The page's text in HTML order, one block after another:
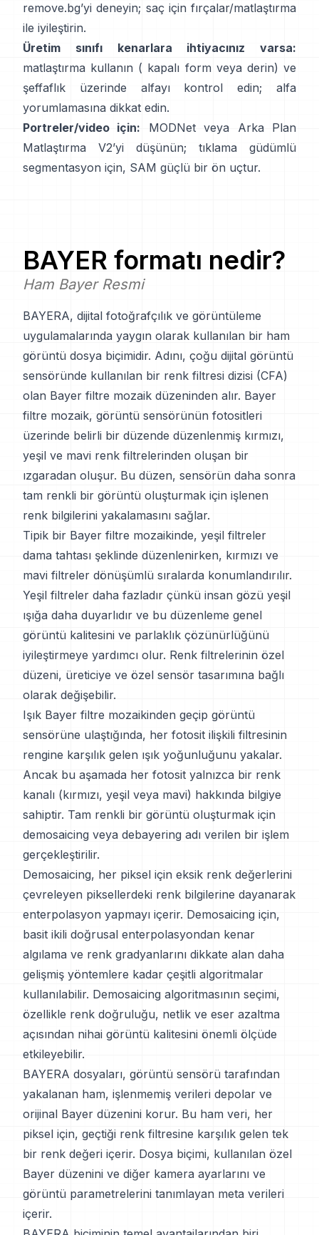
remove.bg’yi deneyin; saç için fırçalar/matlaştırma
ile iyileştirin.
Üretim sınıfı kenarlara ihtiyacınız varsa:
matlaştırma kullanın ( kapalı form veya derin) ve
şeffaflık üzerinde alfayı kontrol edin;
alfa
yorumlamasına dikkat edin.
Portreler/video için:
MODNetveya
Arka Plan
Matlaştırma V2’yi düşünün; tıklama güdümlü
segmentasyon için, SAM güçlü bir ön uçtur.
BAYER formatı nedir?
Ham Bayer Resmi
BAYERA, dijital fotoğrafçılık ve görüntüleme
uygulamalarında yaygın olarak kullanılan bir ham
görüntü dosya biçimidir. Adını, çoğu dijital görüntü
sensöründe kullanılan bir renk filtresi dizisi (CFA)
olan Bayer filtre mozaik düzeninden alır. Bayer
filtre mozaik, görüntü sensörünün fotositleri
üzerinde belirli bir düzende düzenlenmiş kırmızı,
yeşil ve mavi renk filtrelerinden oluşan bir
ızgaradan oluşur. Bu düzen, sensörün daha sonra
tam renkli bir görüntü oluşturmak için işlenen
renk bilgilerini yakalamasını sağlar.
Tipik bir Bayer filtre mozaikinde, yeşil filtreler
dama tahtası şeklinde düzenlenirken, kırmızı ve
mavi filtreler dönüşümlü sıralarda konumlandırılır.
Yeşil filtreler daha fazladır çünkü insan gözü yeşil
ışığa daha duyarlıdır ve bu düzenleme genel
görüntü kalitesini ve parlaklık çözünürlüğünü
iyileştirmeye yardımcı olur. Renk filtrelerinin özel
düzeni, üreticiye ve özel sensör tasarımına bağlı
olarak değişebilir.
Işık Bayer filtre mozaikinden geçip görüntü
sensörüne ulaştığında, her fotosit ilişkili filtresinin
rengine karşılık gelen ışık yoğunluğunu yakalar.
Ancak bu aşamada her fotosit yalnızca bir renk
kanalı (kırmızı, yeşil veya mavi) hakkında bilgiye
sahiptir. Tam renkli bir görüntü oluşturmak için
demosaicing veya debayering adı verilen bir işlem
gerçekleştirilir.
Demosaicing, her piksel için eksik renk değerlerini
çevreleyen piksellerdeki renk bilgilerine dayanarak
enterpolasyon yapmayı içerir. Demosaicing için,
basit ikili doğrusal enterpolasyondan kenar
algılama ve renk gradyanlarını dikkate alan daha
gelişmiş yöntemlere kadar çeşitli algoritmalar
kullanılabilir. Demosaicing algoritmasının seçimi,
özellikle renk doğruluğu, netlik ve eser azaltma
açısından nihai görüntü kalitesini önemli ölçüde
etkileyebilir.
BAYERA dosyaları, görüntü sensörü tarafından
yakalanan ham, işlenmemiş verileri depolar ve
orijinal Bayer düzenini korur. Bu ham veri, her
piksel için, geçtiği renk filtresine karşılık gelen tek
bir renk değeri içerir. Dosya biçimi, kullanılan özel
Bayer düzenini ve diğer kamera ayarlarını ve
görüntü parametrelerini tanımlayan meta verileri
içerir.